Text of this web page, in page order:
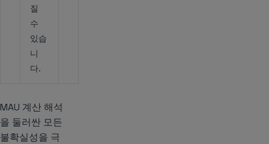
질
수
있습
니
다.
MAU 계산 해석
을 둘러싼 모든
불확실성을 극